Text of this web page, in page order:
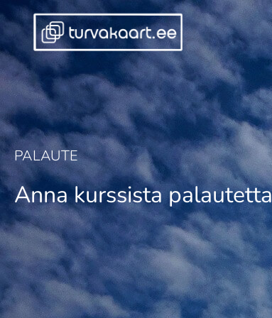
Siirry
sisältöön
PALAUTE
Anna kurssista palautetta